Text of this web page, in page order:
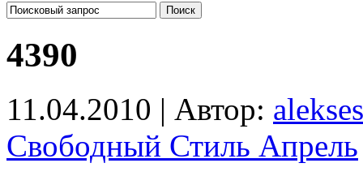
4390
11.04.2010 | Автор:
Свободный Стиль Апрель